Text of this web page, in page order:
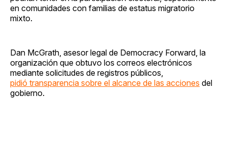
en comunidades con familias de estatus migratorio
mixto.
Dan McGrath, asesor legal de Democracy Forward, la
organización que obtuvo los correos electrónicos
mediante solicitudes de registros públicos,
pidió transparencia sobre el alcance de las acciones del
gobierno.